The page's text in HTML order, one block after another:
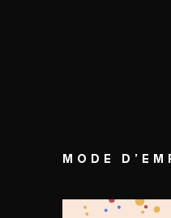
MODE
ÉTAPE 1